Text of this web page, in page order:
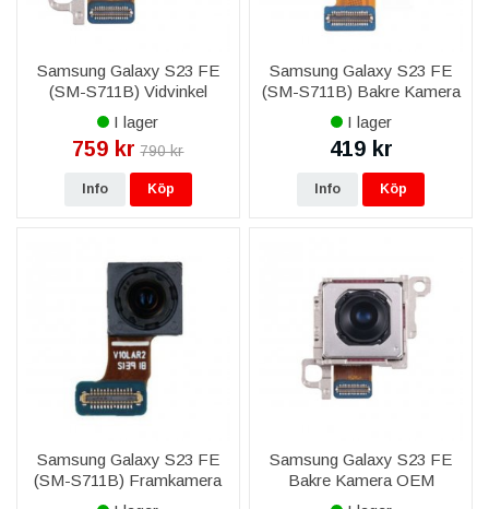
Samsung Galaxy S23 FE
(SM-S711B) Vidvinkel
Bakre Kamera 50MP
Original
I lager
759 kr 790 kr
Info Köp
Samsung Galaxy S23 FE
(SM-S711B) Bakre Kamera
8MP Telephoto Original
I lager
419 kr
Info Köp
Samsung Galaxy S23 FE
(SM-S711B) Framkamera
10MP Original
Samsung Galaxy S23 FE
Bakre Kamera OEM